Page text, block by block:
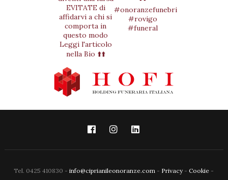
Tel. 0425 410830 -info@ciprianileonoranze.com - Privacy-Cookie -